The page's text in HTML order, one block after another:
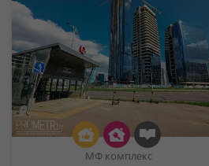
МФ комплекс